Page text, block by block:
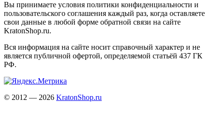
Вы принимаете условия политики конфиденциальности и
пользовательского соглашения каждый раз, когда оставляете
свои данные в любой форме обратной связи на сайте
KratonShop.ru.
Вся информация на сайте носит справочный характер и не
является публичной офертой, определяемой статьёй 437 ГК
РФ.
© 2012 — 2026 KratonShop.ru